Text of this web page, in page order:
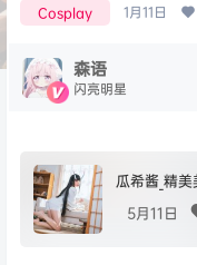
Cosplay 1月11日
森语
闪亮明星
瓜希酱_精
5月11日